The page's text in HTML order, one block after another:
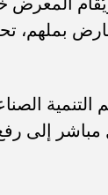
والمعارض
إلى